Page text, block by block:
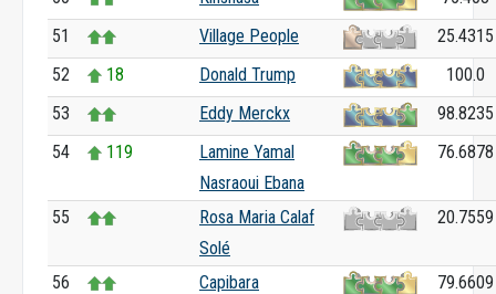
51
Village People
25.4315
52
18 Donald Trump
100.0
53
Eddy Merckx
98.8235
54
119
Lamine Yamal
Nasraoui Ebana
76.6878
55
Rosa Maria Calaf
Solé
20.7559
56 Capibara
79.6609